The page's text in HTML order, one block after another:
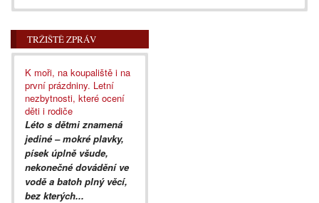
TRŽIŠTĚ ZPRÁV
K moři, na koupaliště i na
první prázdniny. Letní
nezbytnosti, které ocení
děti i rodiče
Léto s dětmi znamená
jediné – mokré plavky,
písek úplně všude,
nekonečné dovádění ve
vodě a batoh plný věcí,
bez kterých...